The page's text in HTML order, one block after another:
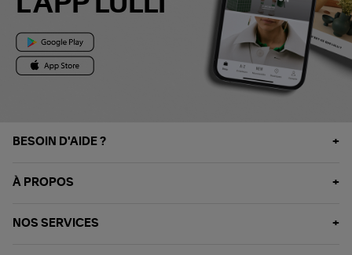
BESOIN D'AIDE ?
À PROPOS
NOS SERVICES